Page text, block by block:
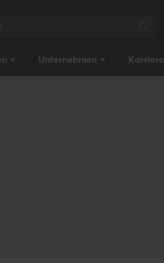
Unternehmen Karriere